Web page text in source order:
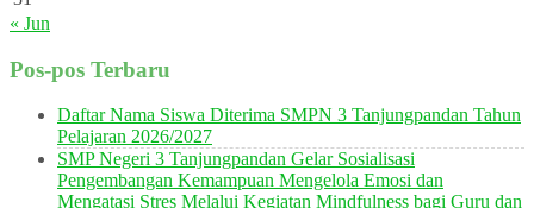
« Jun
Pos-pos Terbaru
Daftar Nama Siswa Diterima SMPN 3 Tanjungpandan Tahun
Pelajaran 2026/2027
SMP Negeri 3 Tanjungpandan Gelar Sosialisasi
Pengembangan Kemampuan Mengelola Emosi dan
Mengatasi Stres Melalui Kegiatan Mindfulness bagi Guru dan